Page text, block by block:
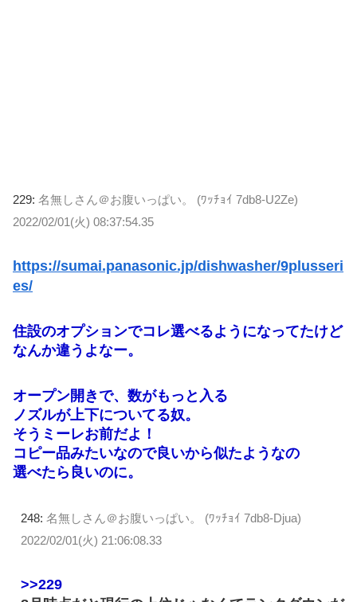
229: 名無しさん＠お腹いっぱい。 (ﾜｯﾁｮｲ 7db8-U2Ze)
2022/02/01(火) 08:37:54.35
https://sumai.panasonic.jp/dishwasher/9plusseri
es/
住設のオプションでコレ選べるようになってたけど
なんか違うよなー。
オープン開きで、数がもっと入る
ノズルが上下についてる奴。
そうミーレお前だよ！
コピー品みたいなので良いから似たようなの
選べたら良いのに。
248: 名無しさん＠お腹いっぱい。 (ﾜｯﾁｮｲ 7db8-Djua)
2022/02/01(火) 21:06:08.33
>>229